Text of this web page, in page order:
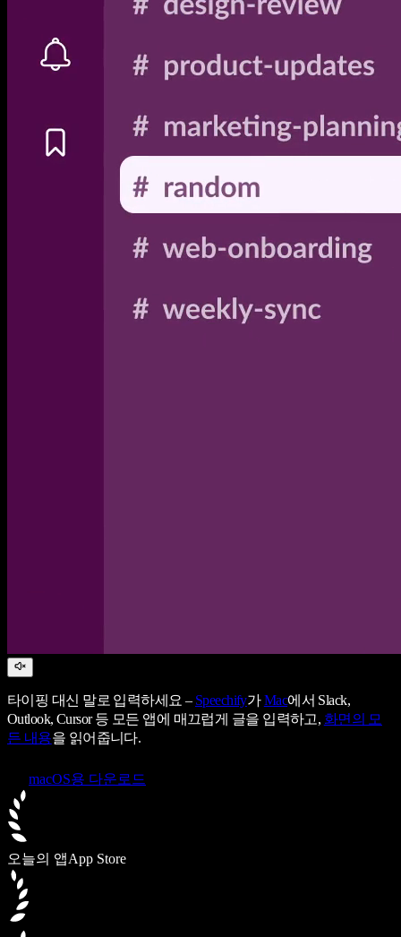
타이핑 대신 말로 입력하세요 – Speechify가Mac에서 Slack,
Outlook, Cursor 등 모든 앱에 매끄럽게 글을 입력하고, 화면의 모
든 내용을 읽어줍니다.
macOS용 다운로드
오늘의 앱App Store